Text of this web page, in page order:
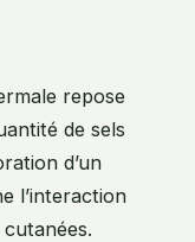
repose
de sels
d’un
l’interaction